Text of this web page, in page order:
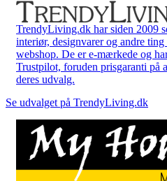
TrendyLiving.dk har siden 2009
interiør, designvarer og andre
webshop. De er e-mærkede og
Trustpilot, foruden prisgaranti på
deres udvalg.
Se udvalget på TrendyLiving.dk